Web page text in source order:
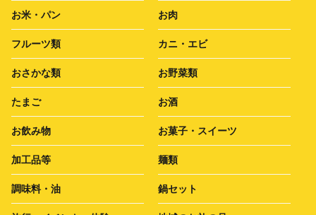
お米・パン お肉
フルーツ類 カニ・エビ
おさかな類 お野菜類
たまご お酒
お飲み物 お菓子・スイーツ
加工品等 麺類
調味料・油 鍋セット